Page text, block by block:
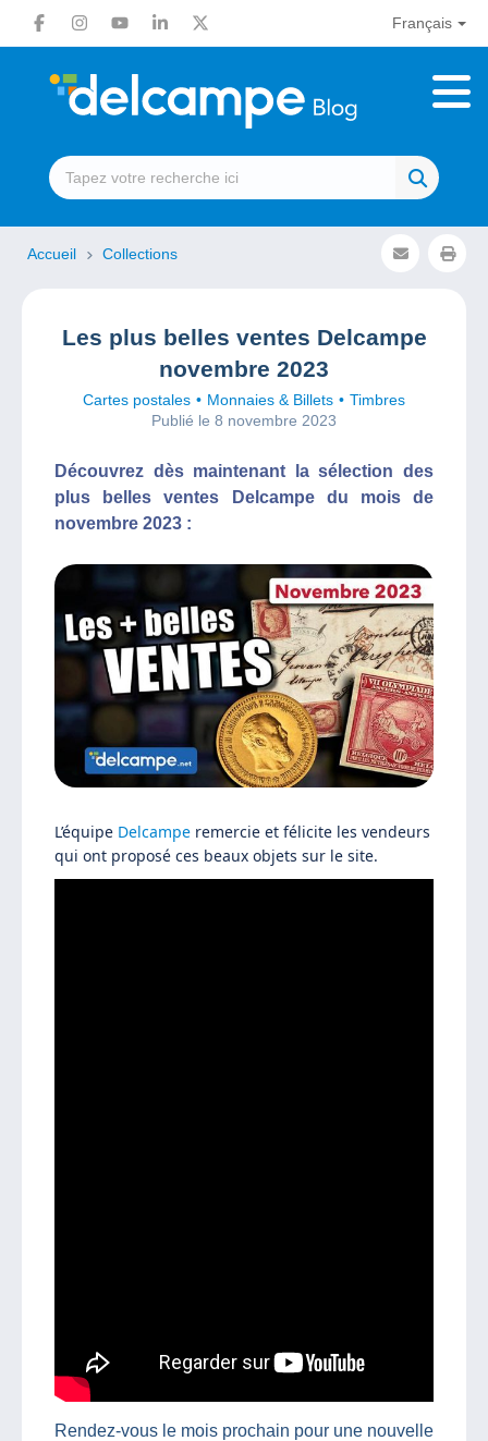
Français
Accueil Collections
Les plus belles ventes Delcampe
novembre 2023
Cartes postales Monnaies & Billets
Timbres
Publié le 8 novembre 2023
Découvrez dès maintenant la sélection des
plus belles ventes Delcampe du mois de
novembre 2023 :
L’équipe Delcampe remercie et félicite les vendeurs
qui ont proposé ces beaux objets sur le site.
Rendez-vous le mois prochain pour une nouvelle